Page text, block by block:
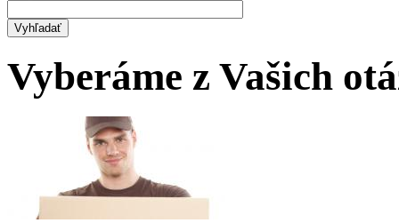
Vyberáme z Vašich